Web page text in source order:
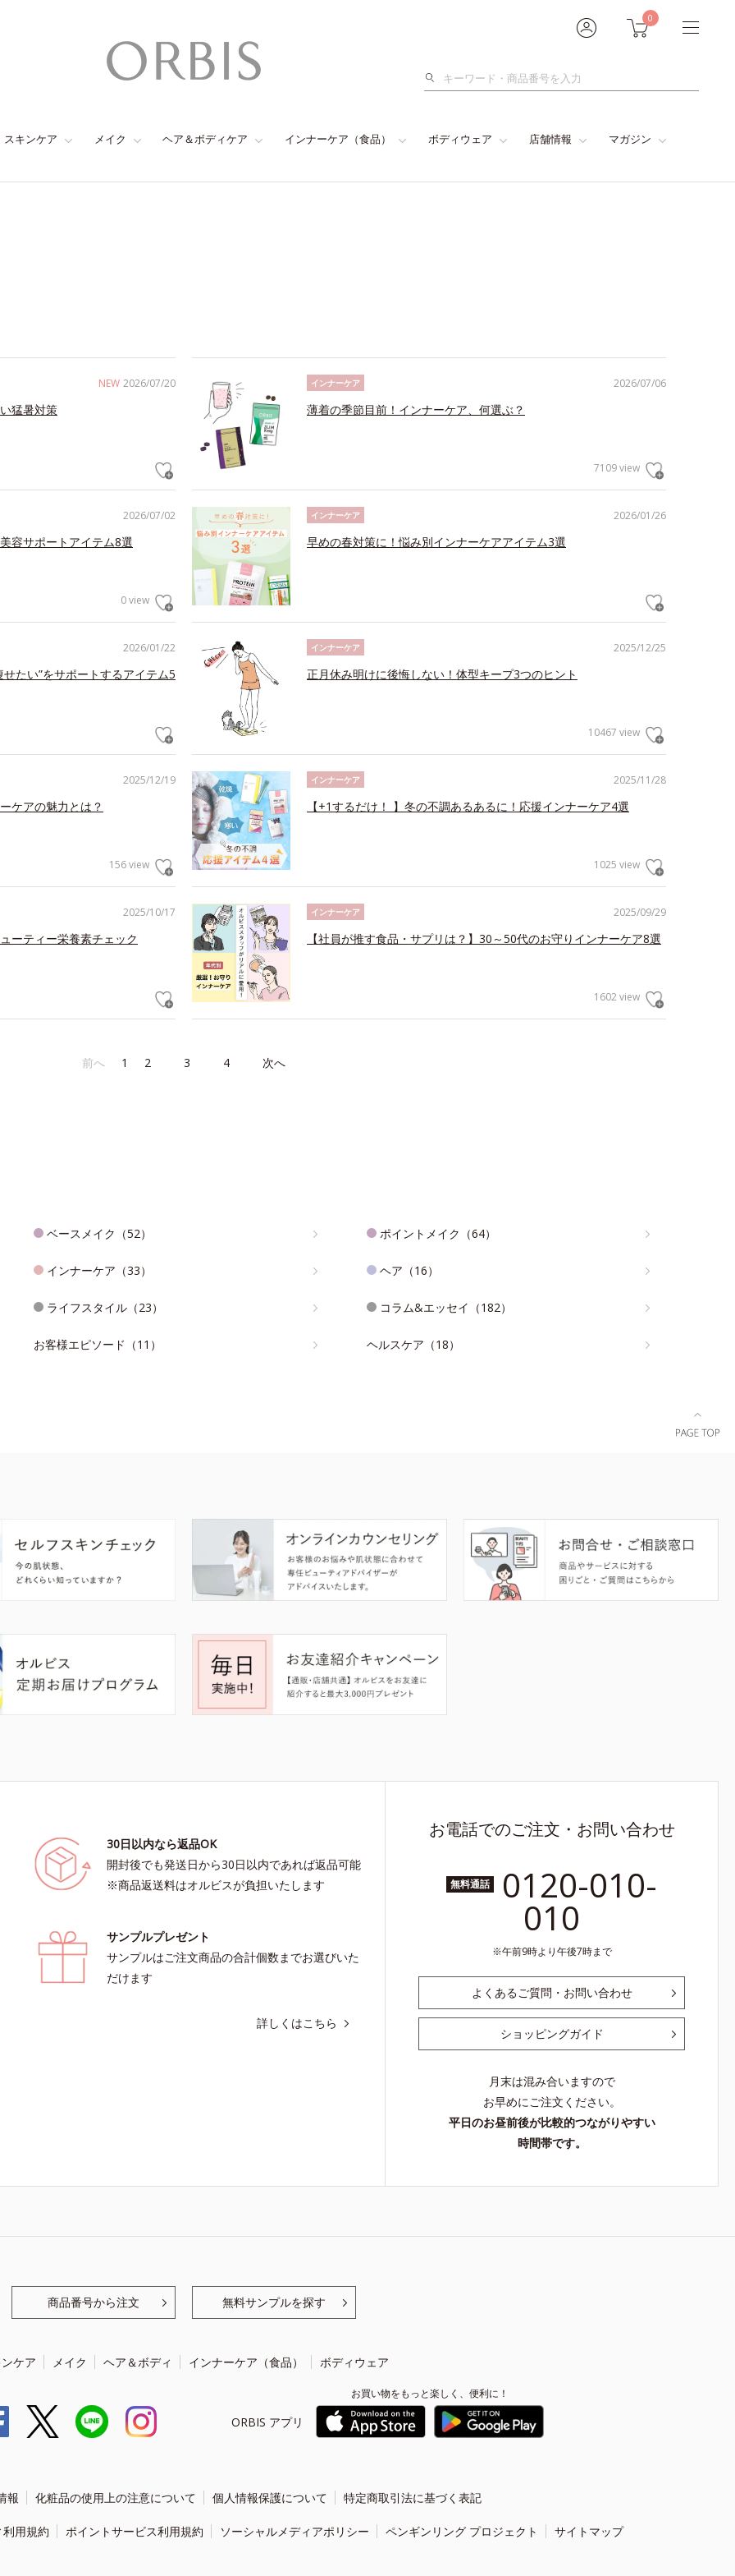
0
検
スキンケア メイク ヘア＆ボディケア インナーケア（食品） ボディウェア 店舗情報 マガジン
NEW 2026/07/20
猛暑対策
2026/07/06
インナーケア
薄着の季節目前！インナーケア、何選ぶ？
7109 view
2026/07/02
容サポートアイテム8選
0 view
2026/01/26
インナーケア
早めの春対策に！悩み別インナーケアアイテム3選
2026/01/22
たい”をサポートするアイテム5
2025/12/25
インナーケア
正月休み明けに後悔しない！体型キープ3つのヒント
10467 view
2025/12/19
ケアの魅力とは？
156 view
2025/11/28
インナーケア
【+1するだけ！ 】冬の不調あるあるに！応援インナーケア4選
1025 view
2025/10/17
ーティー栄養素チェック
2025/09/29
インナーケア
【社員が推す食品・サプリは？】30～50代のお守りインナーケア8選
1602 view
前へ 1 2 3 4 次へ
ベースメイク（52） ポイントメイク（64）
インナーケア（33） ヘア（16）
ライフスタイル（23） コラム&エッセイ（182）
お客様エピソード（11） ヘルスケア（18）
30日以内なら返品OK
開封後でも発送日から30日以内であれば返品可能
※商品返送料はオルビスが負担いたします
サンプルプレゼント
サンプルはご注文商品の合計個数までお選びいた
だけます
詳しくはこちら
お電話でのご注文・お問い合わせ
無料通話 0120-010-
010
午前9時より午後7時まで
よくあるご質問・お問い合わせ
ショッピングガイド
月末は混み合いますので
お早めにご注文ください。
平日のお昼前後が比較的つながりやすい
時間帯です。
商品番号から注文 無料サンプルを探す
ケア メイク ヘア＆ボディ インナーケア（食品） ボディウェア
ORBIS アプリ
お買い物をもっと楽しく、便利に！
報 化粧品の使用上の注意について 個人情報保護について 特定商取引法に基づく表記
用規約 ポイントサービス利用規約 ソーシャルメディアポリシー ペンギンリング プロジェクト サイトマップ